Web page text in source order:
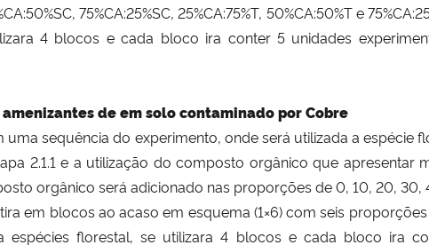
75%CA:25%SC, 25%CA:75%T, 50%CA:50%T e
4 blocos e cada bloco ira conter 5 unidades
de em solo contaminado por Cobre
uma sequência do experimento, ondeserá utilizada a espécie
2.1.1e a utilização do composto orgânico que apresentar
orgânico será adicionado nas proporções de0, 10, 20, 30,
em blocos ao acaso em esquema (1×6) com seis
espécies florestal, se utilizara 4 blocos e cada bloco ira